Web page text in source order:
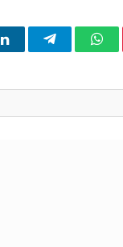
LinkedInTelegram